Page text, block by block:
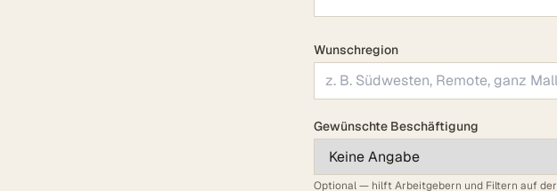
Wunschregion
Gewünschte Beschäftigung
Optional — hilft Arbeitgebern und Filtern auf der